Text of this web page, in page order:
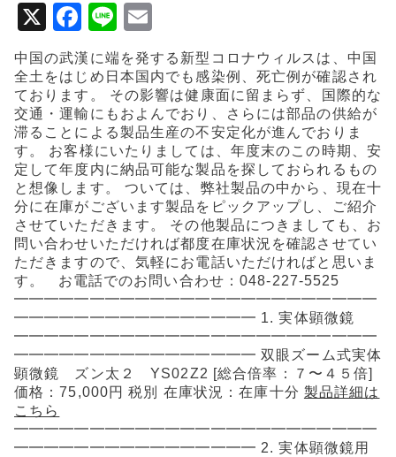
X
F
a
c
e
b
o
o
k
Li
n
e
m
ai
l
中国の武漢に端を発する新型コロナウィルスは、中国
全土をはじめ日本国内でも感染例、死亡例が確認され
ております。 その影響は健康面に留まらず、国際的な
交通・運輸にもおよんでおり、さらには部品の供給が
滞ることによる製品生産の不安定化が進んでおりま
す。 お客様にいたりましては、年度末のこの時期、安
定して年度内に納品可能な製品を探しておられるもの
と想像します。 ついては、弊社製品の中から、現在十
分に在庫がございます製品をピックアップし、ご紹介
させていただきます。 その他製品につきましても、お
問い合わせいただければ都度在庫状況を確認させてい
ただきますので、気軽にお電話いただければと思いま
す。 お電話でのお問い合わせ：048-227-5525
━━━━━━━━━━━━━━━━━━━━━━━━
━━━━━━━━━━━━━━━━ 1. 実体顕微鏡
━━━━━━━━━━━━━━━━━━━━━━━━
━━━━━━━━━━━━━━━━ 双眼ズーム式実体
顕微鏡 ズン太２ YS02Z2 [総合倍率：７〜４５倍]
価格：75,000円 税別 在庫状況：在庫十分 製品詳細は
こちら
━━━━━━━━━━━━━━━━━━━━━━━━
━━━━━━━━━━━━━━━━ 2. 実体顕微鏡用